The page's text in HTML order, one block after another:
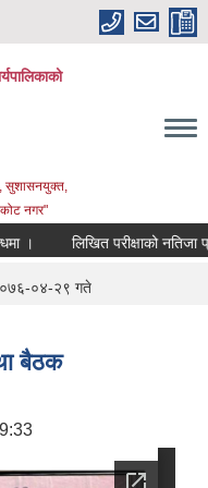
सुशासनयुक्त,
नगर"
लिखित परीक्षाको नतिजा प्रकाशन
०४-२९ गते
बैठक